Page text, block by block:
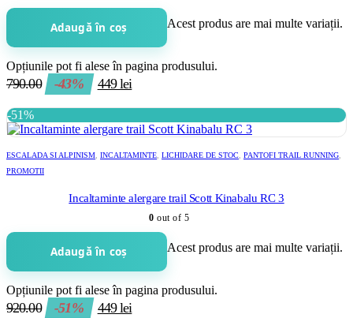
Adaugă în coș Acest produs are mai multe variații.
Opțiunile pot fi alese în pagina produsului.
790.00 -43% 449lei
-51%
ESCALADA SI ALPINISM INCALTAMINTE LICHIDARE DE STOC PANTOFI TRAIL RUNNING
PROMOTII
Incaltaminte alergare trail Scott Kinabalu RC 3
0 out of 5
Adaugă în coș Acest produs are mai multe variații.
Opțiunile pot fi alese în pagina produsului.
920.00 -51% 449lei